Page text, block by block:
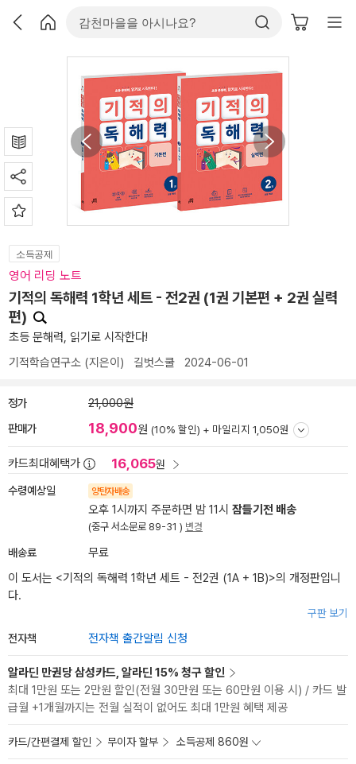
소득공제
영어 리딩 노트
기적의 독해력 1학년 세트 - 전2권 (1권 기본편 + 2권 실력
편)
초등 문해력, 읽기로 시작한다!
기적학습연구소 (지은이) 길벗스쿨 2024-06-01
정가 21,000원
판매가 18,900원 (10% 할인) + 마일리지 1,050원
카드최대혜택가 16,065원
수령예상일 양탄자배송
오후 1시까지 주문하면 밤 11시 잠들기전 배송
(중구 서소문로 89-31 ) 변경
배송료
무료
이 도서는 <기적의 독해력 1학년 세트 - 전2권 (1A + 1B)>의 개정판입니
다.
구판 보기
전자책 전자책 출간알림 신청
알라딘 만권당 삼성카드, 알라딘 15% 청구 할인
최대 1만원 또는 2만원 할인(전월 30만원 또는 60만원 이용 시) / 카드 발
급월 +1개월까지는 전월 실적이 없어도 최대 1만원 혜택 제공
카드/간편결제 할인 무이자 할부 소득공제 860원